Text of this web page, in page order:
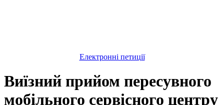
Електронні петиції
Виїзний прийом пересувного
мобільного сервісного центру